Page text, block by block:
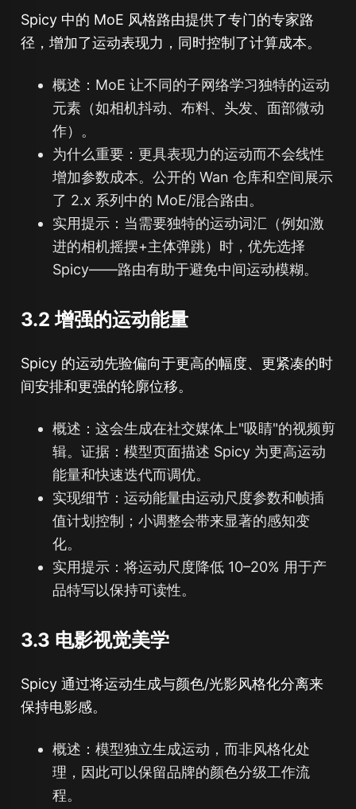
Spicy 中的 MoE 风格路由提供了专门的专家路
径，增加了运动表现力，同时控制了计算成本。
概述：MoE 让不同的子网络学习独特的运动
元素（如相机抖动、布料、头发、面部微动
作）。
为什么重要：更具表现力的运动而不会线性
增加参数成本。公开的 Wan 仓库和空间展示
了 2.x 系列中的 MoE/混合路由。
实用提示：当需要独特的运动词汇（例如激
进的相机摇摆+主体弹跳）时，优先选择
Spicy——路由有助于避免中间运动模糊。
3.2 增强的运动能量
Spicy 的运动先验偏向于更高的幅度、更紧凑的时
间安排和更强的轮廓位移。
概述：这会生成在社交媒体上"吸睛"的视频剪
辑。证据：模型页面描述 Spicy 为更高运动
能量和快速迭代而调优。
实现细节：运动能量由运动尺度参数和帧插
值计划控制；小调整会带来显著的感知变
化。
实用提示：将运动尺度降低 10–20% 用于产
品特写以保持可读性。
3.3 电影视觉美学
Spicy 通过将运动生成与颜色/光影风格化分离来
保持电影感。
概述：模型独立生成运动，而非风格化处
理，因此可以保留品牌的颜色分级工作流
程。